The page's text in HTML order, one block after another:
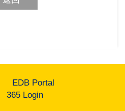
EDB Portal
365 Login